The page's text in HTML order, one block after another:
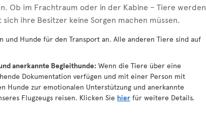
Ob im Frachtraum oder in der Kabine – Tiere werden
ihre Besitzer keine Sorgen machen müssen.
und Hunde für den Transport an. Alle anderen Tiere sind auf
anerkannte Begleithunde: Wenn die Tiere über eine
Dokumentation verfügen und mit einer Person mit
Hunde zur emotionalen Unterstützung und anerkannte
Flugzeugs reisen. Klicken Sie hier für weitere Details.